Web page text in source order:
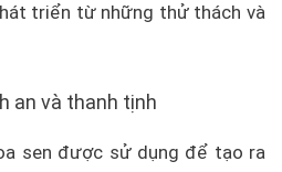
triển từ những thử thách và
an và thanh tịnh
sen được sử dụng để tạo ra